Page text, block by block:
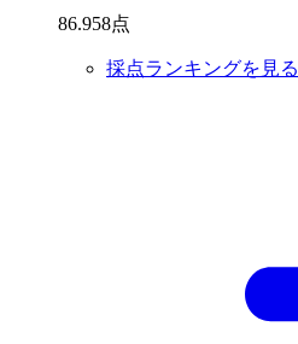
86.958点
採点ランキングを見る